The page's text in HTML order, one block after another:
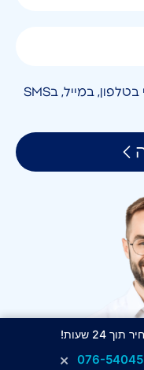
אני מאשר/ת קבלת חומר פרסומי בטלפון, במייל, בSMS
076-
×